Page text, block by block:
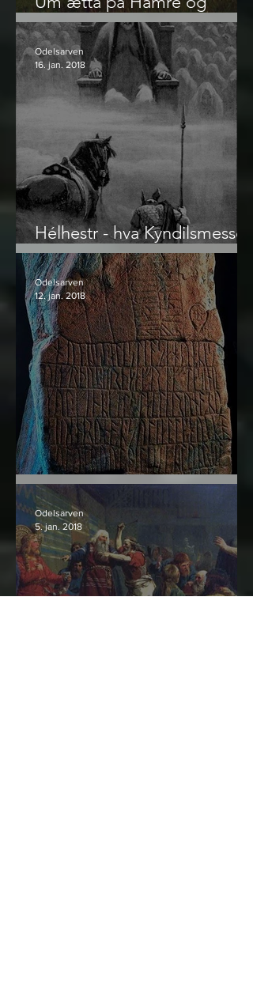
namneskikken
Hélhestr - hva Kyndilsmesse
og Kirkehest egentlig er
Odelsarven
16. jan. 2018
Týrsteinen og runene der
Odelsarven
12. jan. 2018
Odelsarven
5. jan. 2018